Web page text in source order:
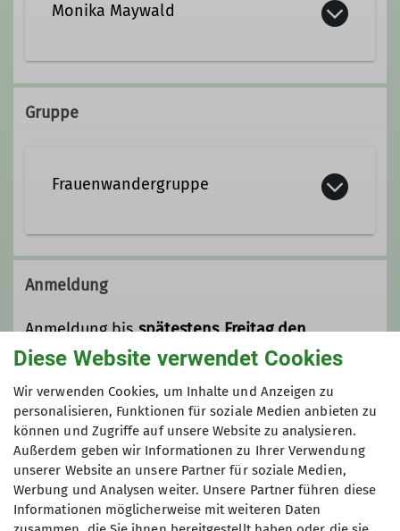
Monika Maywald
Gruppe
Frauenwandergruppe
Die Frauenwandergruppe wandert
regelmäßig am 3. Sonntag eines
Monats. Wir sind bei den
Wanderungen ca. 20 Frauen, die gerne
längere Strecken (± 20 km, 4,5 km/h)
wandern und dabei Spaß haben
wollen. Dabei ist der gemeinsame Weg
das Ziel.
Unsere Tageswanderungen führen uns
in verschiedene Regionen und die
unterschiedlichsten Naturräume in
der Mitte Deutschlands: vom
Göttinger Wald bis zum Harz oder
Anmeldung
Anmeldung bisspätestens Freitag den
19.06.2026 - 12 Uhrbei Monika:
Anmeldung ab / bis
10.06.2026 / 19.06.2026
Diese Website verwendet Cookies
Wir verwenden Cookies, um Inhalte und Anzeigen zu
personalisieren, Funktionen für soziale Medien anbieten zu
können und Zugriffe auf unsere Website zu analysieren.
Außerdem geben wir Informationen zu Ihrer Verwendung
unserer Website an unsere Partner für soziale Medien,
Werbung und Analysen weiter. Unsere Partner führen diese
Informationen möglicherweise mit weiteren Daten